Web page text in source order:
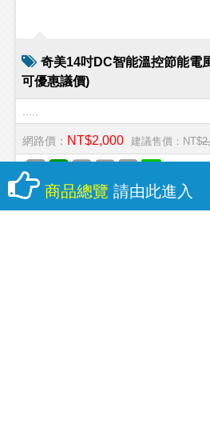
奇美14吋DC智能溫控節能電
可優惠議價)
網路價： NT$2,000 建議售價：NT$
風扇 /
商品總覽 請由此進入